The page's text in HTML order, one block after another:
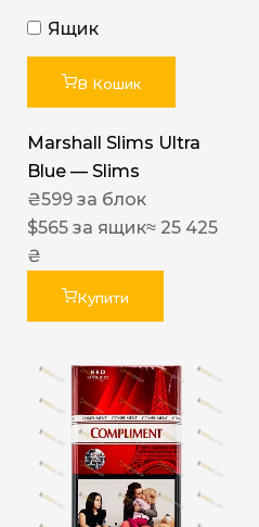
Ящик
В Кошик
Marshall Slims Ultra
Blue — Slims
₴599 за блок
$565 за ящик≈ 25 425
₴
Купити